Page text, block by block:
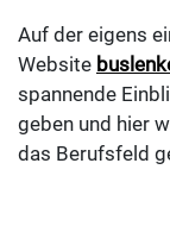
Auf der eigens
Website
spannende
geben und hier
das Berufsfeld